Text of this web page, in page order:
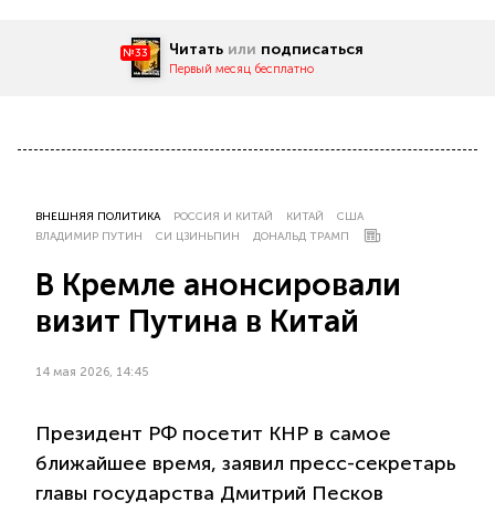
№33 Читать или подписаться
Первый месяц бесплатно
ВНЕШНЯЯ ПОЛИТИКА РОССИЯ И КИТАЙ КИТАЙ
США
ВЛАДИМИР ПУТИН
СИ ЦЗИНЬПИН ДОНАЛЬД ТРАМП
В Кремле анонсировали
визит Путина в Китай
14 мая 2026, 14:45
Президент РФ посетит КНР в самое
ближайшее время, заявил пресс-секретарь
главы государства Дмитрий Песков